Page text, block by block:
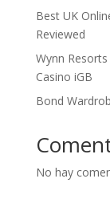
Best UK
Reviewed
Wynn
Casino iGB
Bond
No hay